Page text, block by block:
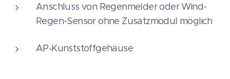
Anschluss von Regenmelder oder Wind-
Regen-Sensor ohne Zusatzmodul möglich
AP‑Kunststoffgehäuse